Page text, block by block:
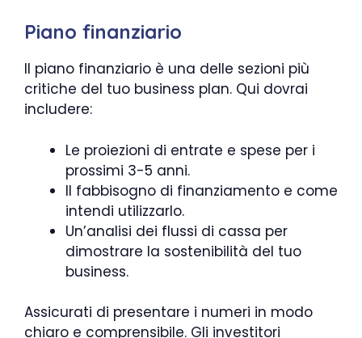
Piano finanziario
Il piano finanziario è una delle sezioni più
critiche del tuo business plan. Qui dovrai
includere:
Le proiezioni di entrate e spese per i
prossimi 3-5 anni.
Il fabbisogno di finanziamento e come
intendi utilizzarlo.
Un’analisi dei flussi di cassa per
dimostrare la sostenibilità del tuo
business.
Assicurati di presentare i numeri in modo
chiaro e comprensibile. Gli investitori